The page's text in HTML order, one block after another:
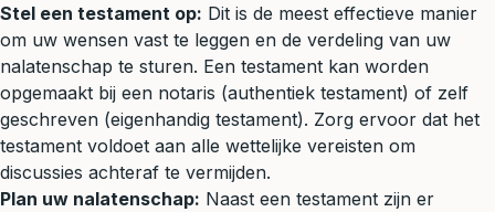
Stel een testament op: Dit is de meest effectieve manier
om uw wensen vast te leggen en de verdeling van uw
nalatenschap te sturen. Een testament kan worden
opgemaakt bij een notaris (authentiek testament) of zelf
geschreven (eigenhandig testament). Zorg ervoor dat het
testament voldoet aan alle wettelijke vereisten om
discussies achteraf te vermijden.
Plan uw nalatenschap: Naast een testament zijn er